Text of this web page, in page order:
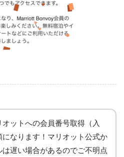
オットへの会員番号取得（入
になります！マリオット公式か
は遅い場合があるのでご不明点